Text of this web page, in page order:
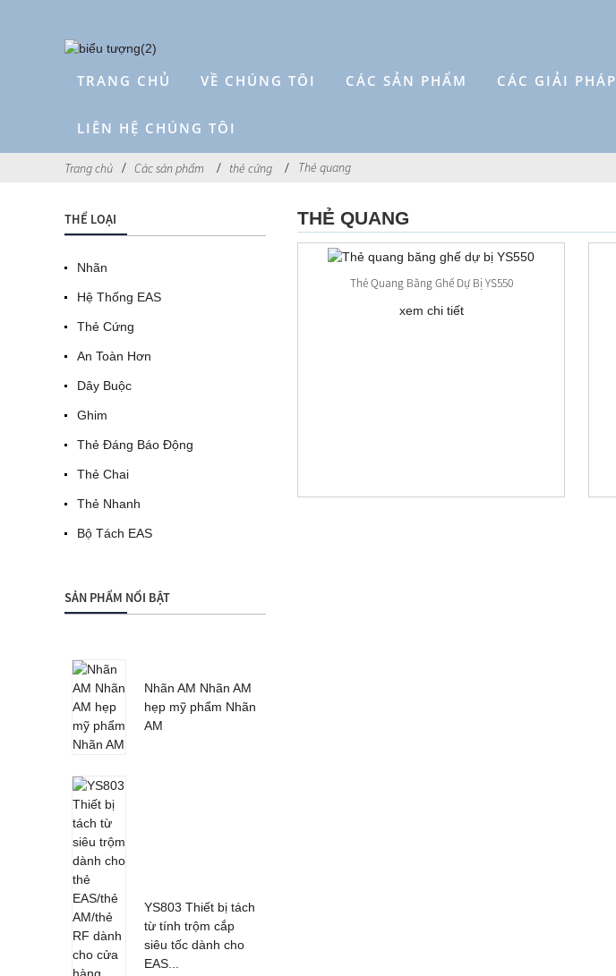
TRANG CHỦ VỀ CHÚNG TÔI CÁC SẢN PHẨM CÁC GIẢI PHÁP
LIÊN HỆ CHÚNG TÔI
Trang chủ Các sản phẩm thẻ cứng Thẻ quang
THỂ LOẠI
Nhãn
Hệ Thống EAS
Thẻ Cứng
An Toàn Hơn
Dây Buộc
Ghim
Thẻ Đáng Báo Động
Thẻ Chai
Thẻ Nhanh
Bộ Tách EAS
SẢN PHẨM NỔI BẬT
Nhãn AM Nhãn AM
hẹp mỹ phẩm Nhãn
AM
YS803 Thiết bị tách
từ tính trộm cắp
siêu tốc dành cho
EAS...
THẺ QUANG
Thẻ Quang Băng Ghế Dự Bị YS550
xem chi tiết